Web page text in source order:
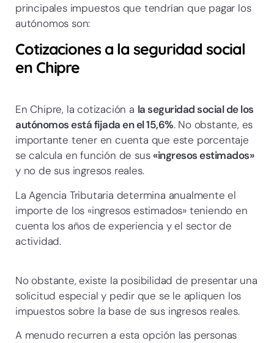
principales impuestos que tendrían que pagar los
autónomos son:
Cotizaciones a la seguridad social
en Chipre
En Chipre, la cotización a la seguridad social de los
autónomos está fijada en el 15,6%. No obstante, es
importante tener en cuenta que este porcentaje
se calcula en función de sus «ingresos estimados»
y no de sus ingresos reales.
La Agencia Tributaria determina anualmente el
importe de los «ingresos estimados» teniendo en
cuenta los años de experiencia y el sector de
actividad.
No obstante, existe la posibilidad de presentar una
solicitud especial y pedir que se le apliquen los
impuestos sobre la base de sus ingresos reales.
A menudo recurren a esta opción las personas